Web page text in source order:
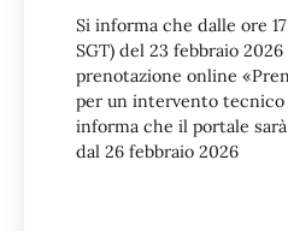
Si informa che dalle ore
SGT) del 23 febbraio
prenotazione online
per un intervento tecnico
informa che il portale
dal 26 febbraio 2026